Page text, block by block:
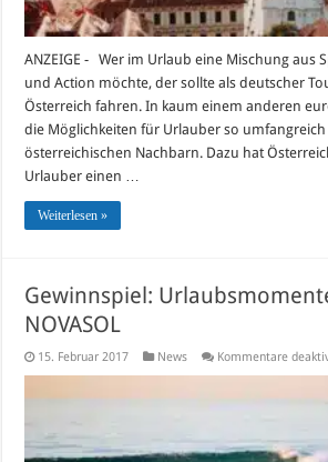
ANZEIGE - Wer im Urlaub eine Mischung aus
und Action möchte, der sollte als deutscher
Österreich fahren. In kaum einem anderen
die Möglichkeiten für Urlauber so
österreichischen Nachbarn. Dazu hat
Urlauber einen …
Weiterlesen »
Gewinnspiel:
NOVASOL
15. Februar 2017 News Kommentare